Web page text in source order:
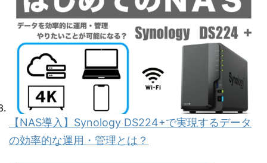
【NAS導入】Synology DS224+で実現するデータ
の効率的な運用・管理とは？